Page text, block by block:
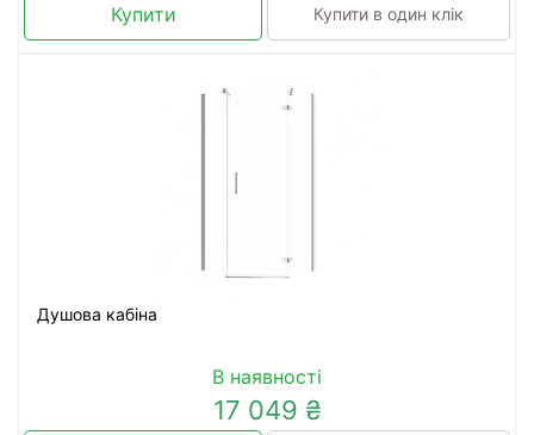
Купити Купити в один клік
Душова кабіна
В наявності
17 049 ₴